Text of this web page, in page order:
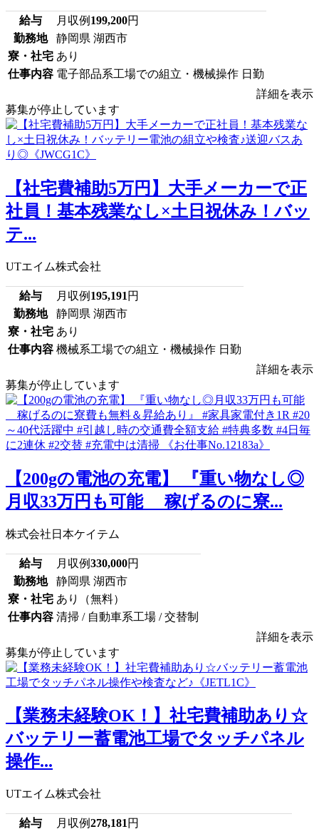
給与 月収例 199,200円
勤務地
静岡県 湖西市
寮・社宅 あり
仕事内容 電子部品系工場での組立・機械操作 日勤
詳細を表示
募集が停止しています
【社宅費補助5万円】大手メーカーで正
社員！基本残業なし×土日祝休み！バッ
テ...
UTエイム株式会社
給与 月収例 195,191 円
勤務地
静岡県 湖西市
寮・社宅 あり
仕事内容 機械系工場での組立・機械操作 日勤
詳細を表示
募集が停止しています
【200gの電池の充電】 『重い物なし◎
月収33万円も可能 稼げるのに寮...
株式会社日本ケイテム
給与 月収例330,000円
勤務地
静岡県 湖西市
寮・社宅 あり（無料）
仕事内容 清掃 / 自動車系工場 / 交替制
詳細を表示
募集が停止しています
【業務未経験OK！】社宅費補助あり☆
バッテリー蓄電池工場でタッチパネル
操作...
UTエイム株式会社
給与 月収例278,181 円